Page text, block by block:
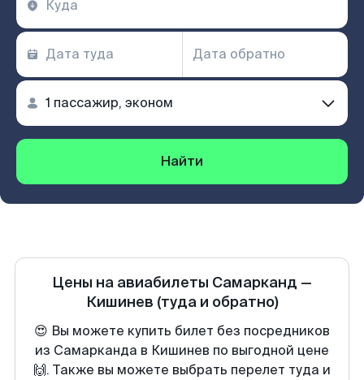
Найти
Цены на авиабилеты Самарканд —
Кишинев (туда и обратно)
😍 Вы можете купить билет без посредников
из Самарканда в Кишинев по выгодной цене
🙌. Также вы можете выбрать перелет туда и